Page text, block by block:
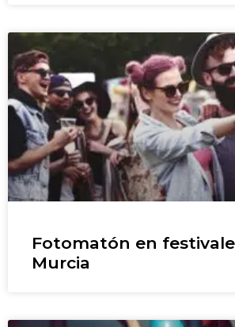
Fotomatón en
Murcia